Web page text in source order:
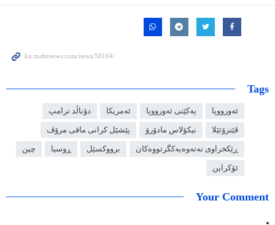
Tags
ئەورووپا یەکێتی ئەورووپا ئەمریکا دۆناڵد ترامپ
ڤێنزۆئێلا نیکۆلاس مادۆرۆ پێشێل کرانی مافی مرۆڤ
ڕێکخراوی نەتەوەیەکگرتووەکان برووکسێل ڕوسیا چین
ئۆکراین
Your Comment